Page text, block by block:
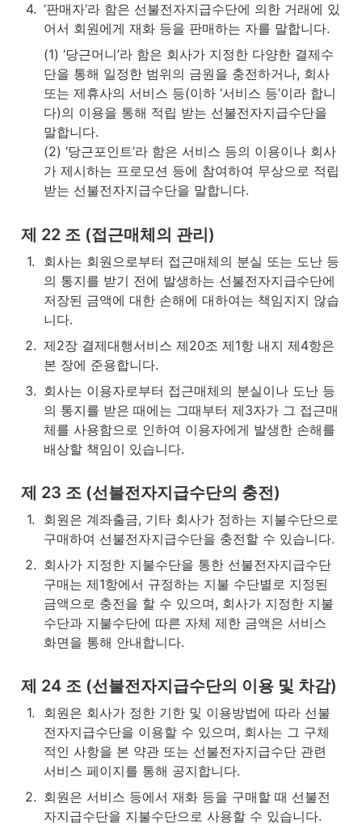
4. ‘판매자’라 함은 선불전자지급수단에 의한 거래에 있
어서 회원에게 재화 등을 판매하는 자를 말합니다.
(1) ‘당근머니’라 함은 회사가 지정한 다양한 결제수
단을 통해 일정한 범위의 금원을 충전하거나, 회사
또는 제휴사의 서비스 등(이하 ‘서비스 등’이라 합니
다)의 이용을 통해 적립 받는 선불전자지급수단을
말합니다.
(2) ‘당근포인트’라 함은 서비스 등의 이용이나 회사
가 제시하는 프로모션 등에 참여하여 무상으로 적립
받는 선불전자지급수단을 말합니다.
제 22 조 (접근매체의 관리)
1.
회사는 회원으로부터 접근매체의 분실 또는 도난 등
의 통지를 받기 전에 발생하는 선불전자지급수단에
저장된 금액에 대한 손해에 대하여는 책임지지 않습
니다.
2. 제2장 결제대행서비스 제20조 제1항 내지 제4항은
본 장에 준용합니다.
3. 회사는 이용자로부터 접근매체의 분실이나 도난 등
의 통지를 받은 때에는 그때부터 제3자가 그 접근매
체를 사용함으로 인하여 이용자에게 발생한 손해를
배상할 책임이 있습니다.
제 23 조 (선불전자지급수단의 충전)
1.
회원은 계좌출금, 기타 회사가 정하는 지불수단으로
구매하여 선불전자지급수단을 충전할 수 있습니다.
2. 회사가 지정한 지불수단을 통한 선불전자지급수단
구매는 제1항에서 규정하는 지불 수단별로 지정된
금액으로 충전을 할 수 있으며, 회사가 지정한 지불
수단과 지불수단에 따른 자체 제한 금액은 서비스
화면을 통해 안내합니다.
제 24 조 (선불전자지급수단의 이용 및 차감)
1.
회원은 회사가 정한 기한 및 이용방법에 따라 선불
전자지급수단을 이용할 수 있으며, 회사는 그 구체
적인 사항을 본 약관 또는 선불전자지급수단 관련
서비스 페이지를 통해 공지합니다.
2. 회원은 서비스 등에서 재화 등을 구매할 때 선불전
자지급수단을 지불수단으로 사용할 수 있습니다.